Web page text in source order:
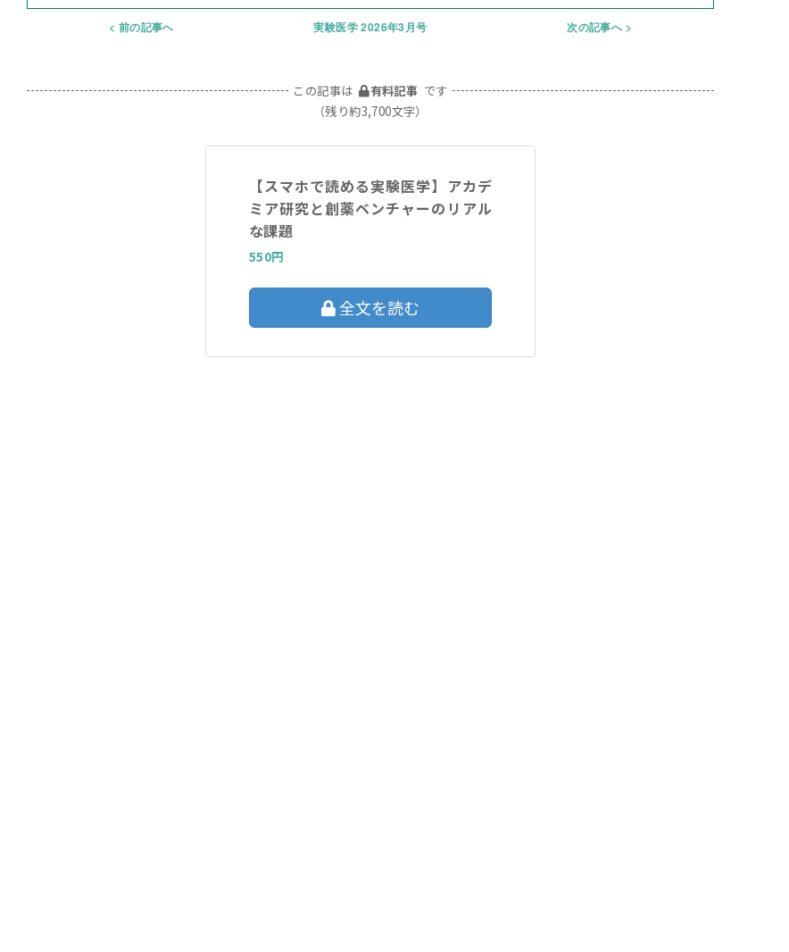
前の記事へ 実験医学 2026年3月号 次の記事へ
この記事は 有料記事 です
（残り約3,700文字）
【スマホで読める実験医学】アカデ
ミア研究と創薬ベンチャーのリアル
な課題
550円
全文を読む